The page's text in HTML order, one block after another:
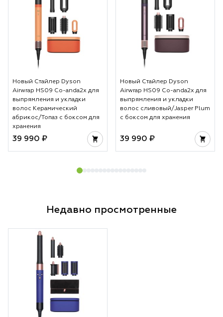
Новый Стайлер Dyson
Airwrap HS09 Co-anda2x для
выпрямления и укладки
волос Керамический
абрикос/Топаз с боксом для
хранения
39 990 ₽
Новый Стайлер Dyson
Airwrap HS09 Co-anda2x для
выпрямления и укладки
волос сливовый/Jasper Plum
с боксом для хранения
39 990 ₽
Недавно просмотренные